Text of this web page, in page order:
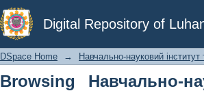
Digital Repository of
Browsing Навчально-
"25Х1М1ФА"
DSpace Home → Навчально-науковий інститут
Browsing Навчально-